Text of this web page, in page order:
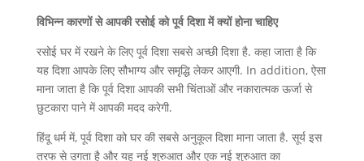
विभिन्न कारणों से आपकी रसोई को पूर्व दिशा में क्यों होना चाहिए
रसोई घर में रखने के लिए पूर्व दिशा सबसे अच्छी दिशा है. कहा जाता है कि
यह दिशा आपके लिए सौभाग्य और समृद्धि लेकर आएगी. In addition, ऐसा
माना जाता है कि पूर्व दिशा आपकी सभी चिंताओं और नकारात्मक ऊर्जा से
छुटकारा पाने में आपकी मदद करेगी.
हिंदू धर्म में, पूर्व दिशा को घर की सबसे अनुकूल दिशा माना जाता है. सूर्य इस
तरफ से उगता है और यह नई शुरुआत और एक नई शुरुआत का